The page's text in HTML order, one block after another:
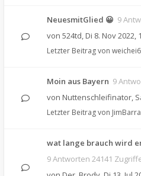
NeuesmitGlied 😀 9
von 524td, Di 8. Nov 2022,
Letzter Beitrag von
Moin aus Bayern 9
von Nuttenschleifinator,
Letzter Beitrag von
wat lange brauch wird
9 Antworten 24141